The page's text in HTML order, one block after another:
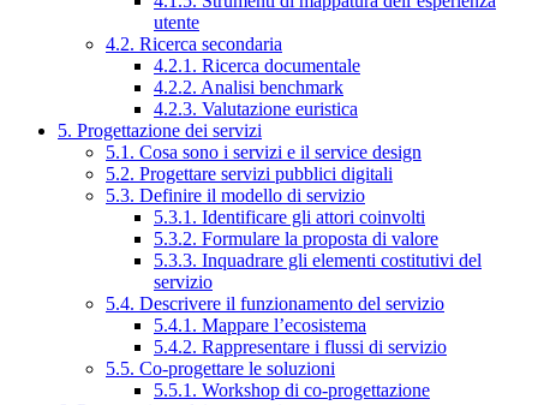
utente
4.2. Ricerca secondaria
4.2.1. Ricerca documentale
4.2.2. Analisi benchmark
4.2.3. Valutazione euristica
5. Progettazione dei servizi
5.1. Cosa sono i servizi e il service design
5.2. Progettare servizi pubblici digitali
5.3. Definire il modello di servizio
5.3.1. Identificare gli attori coinvolti
5.3.2. Formulare la proposta di valore
5.3.3. Inquadrare gli elementi costitutivi del
servizio
5.4. Descrivere il funzionamento del servizio
5.4.1. Mappare l’ecosistema
5.4.2. Rappresentare i flussi di servizio
5.5. Co-progettare le soluzioni
5.5.1. Workshop di co-progettazione